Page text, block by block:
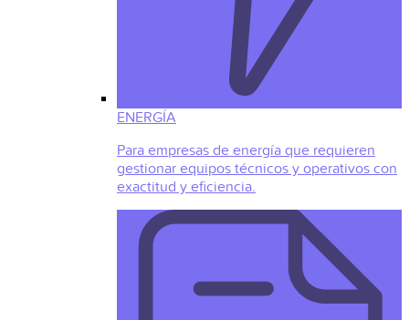
ENERGÍA
Para empresas de energía que requieren
gestionar equipos técnicos y operativos con
exactitud y eficiencia.